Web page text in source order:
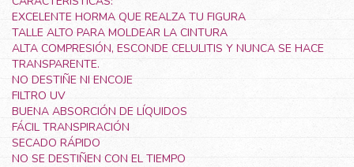
EXCELENTE HORMA QUE REALZA TU FIGURA
TALLE ALTO PARA MOLDEAR LA CINTURA
ALTA COMPRESIÓN, ESCONDE CELULITIS Y NUNCA SE HACE
TRANSPARENTE.
NO DESTIÑE NI ENCOJE
FILTRO UV
BUENA ABSORCIÓN DE LÍQUIDOS
FÁCIL TRANSPIRACIÓN
SECADO RÁPIDO
NO SE DESTIÑEN CON EL TIEMPO